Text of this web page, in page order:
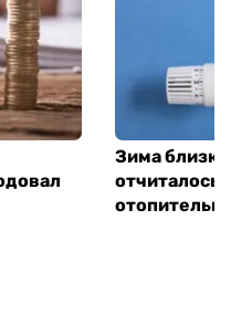
Зима
отчиталось